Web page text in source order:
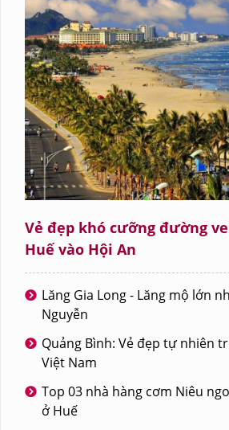
Vẻ đẹp khó cưỡng đường
Huế vào Hội An
Lăng Gia Long - Lăng mộ lớn
Nguyễn
Quảng Bình: Vẻ đẹp tự nhiên
Việt Nam
Top 03 nhà hàng cơm Niêu
ở Huế